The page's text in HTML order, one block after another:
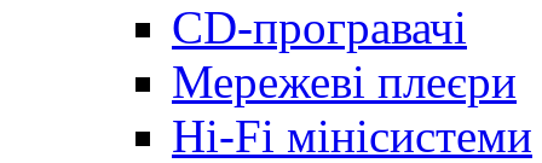
CD-програвачі
Мережеві плеєри
Hi-Fi мінісистеми